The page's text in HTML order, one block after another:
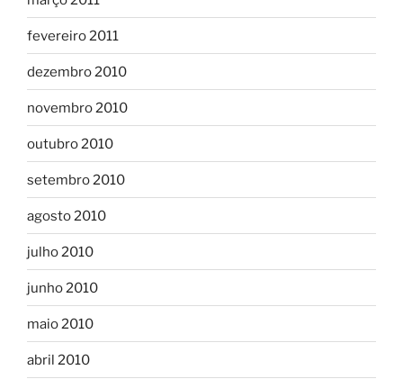
fevereiro 2011
dezembro 2010
novembro 2010
outubro 2010
setembro 2010
agosto 2010
julho 2010
junho 2010
maio 2010
abril 2010